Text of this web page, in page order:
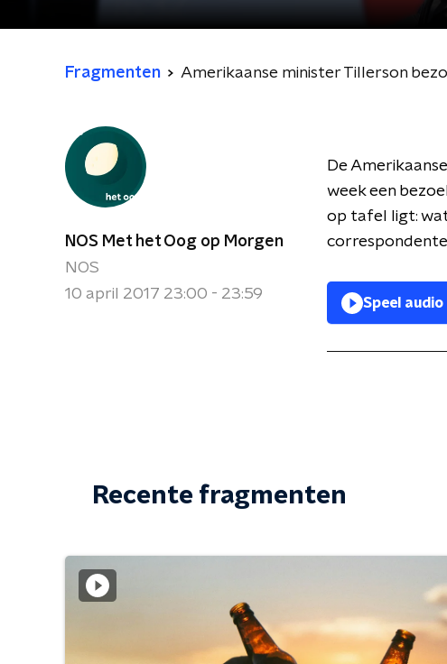
Fragmenten Amerikaanse minister Tillerson
NOS Met het Oog op Morgen
NOS
10 april 2017 23:00 - 23:59
De
week een
op tafel ligt: wat
Speel
Recente fragmenten